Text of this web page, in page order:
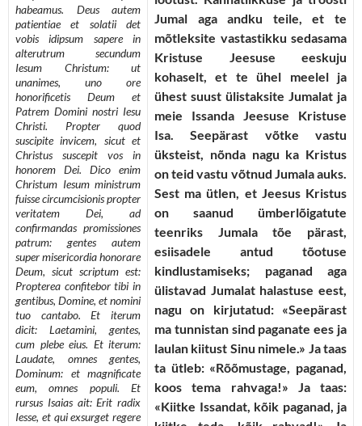
habeamus. Deus autem
patientiae et solatii det
vobis idipsum sapere in
alterutrum secundum
Iesum Christum: ut
unanimes, uno ore
honorificetis Deum et
Patrem Domini nostri Iesu
Christi. Propter quod
suscipite invicem, sicut et
Christus suscepit vos in
honorem Dei. Dico enim
Christum Iesum ministrum
fuisse circumcisionis propter
veritatem Dei, ad
confirmandas promissiones
patrum: gentes autem
super misericordia honorare
Deum, sicut scriptum est:
Propterea confitebor tibi in
gentibus, Domine, et nomini
tuo cantabo. Et iterum
dicit: Laetamini, gentes,
cum plebe eius. Et iterum:
Laudate, omnes gentes,
Dominum: et magnificate
eum, omnes populi. Et
rursus Isaias ait: Erit radix
Iesse, et qui exsurget regere
Jumal aga andku teile, et te
mõtleksite vastastikku sedasama
Kristuse Jeesuse eeskuju
kohaselt, et te ühel meelel ja
ühest suust ülistaksite Jumalat ja
meie Issanda Jeesuse Kristuse
Isa. Seepärast võtke vastu
üksteist, nõnda nagu ka Kristus
on teid vastu võtnud Jumala auks.
Sest ma ütlen, et Jeesus Kristus
on saanud ümberlõigatute
teenriks Jumala tõe pärast,
esiisadele antud tõotuse
kindlustamiseks; paganad aga
ülistavad Jumalat halastuse eest,
nagu on kirjutatud: «Seepärast
ma tunnistan sind paganate ees ja
laulan kiitust Sinu nimele.» Ja taas
ta ütleb: «Rõõmustage, paganad,
koos tema rahvaga!» Ja taas:
«Kiitke Issandat, kõik paganad, ja